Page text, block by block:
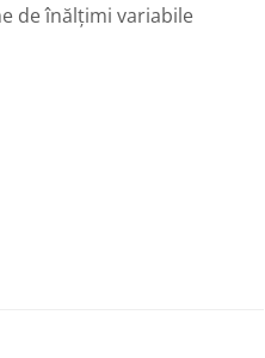
de înălțimi variabile